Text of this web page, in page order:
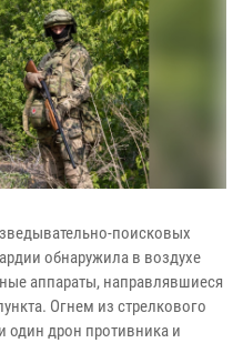
поисковых
обнаружила в воздухе
аппараты, направлявшиеся
Огнем из стрелкового
один дрон противника и